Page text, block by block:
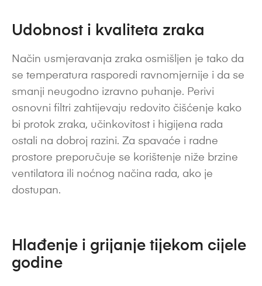
Udobnost i kvaliteta zraka
Način usmjeravanja zraka osmišljen je tako da
se temperatura rasporedi ravnomjernije i da se
smanji neugodno izravno puhanje. Perivi
osnovni filtri zahtijevaju redovito čišćenje kako
bi protok zraka, učinkovitost i higijena rada
ostali na dobroj razini. Za spavaće i radne
prostore preporučuje se korištenje niže brzine
ventilatora ili noćnog načina rada, ako je
dostupan.
Hlađenje i grijanje tijekom cijele
godine